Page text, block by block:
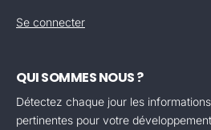
Se connecter
QUI SOMMES NOUS ?
Détectez chaque jour les
pertinentes pour votre